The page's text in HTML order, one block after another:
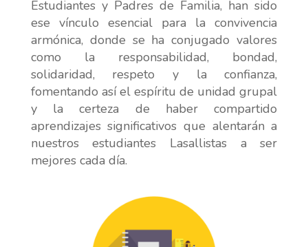
Estudiantes y Padres de Familia, han sido
ese vínculo esencial para la convivencia
armónica, donde se ha conjugado valores
como la responsabilidad, bondad,
solidaridad, respeto y la confianza,
fomentando así el espíritu de unidad grupal
y la certeza de haber compartido
aprendizajes significativos que alentarán a
nuestros estudiantes Lasallistas a ser
mejores cada día.